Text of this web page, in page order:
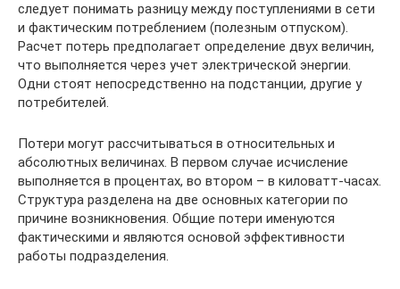
следует понимать разницу между поступлениями в сети
и фактическим потреблением (полезным отпуском).
Расчет потерь предполагает определение двух величин,
что выполняется через учет электрической энергии.
Одни стоят непосредственно на подстанции, другие у
потребителей.
Потери могут рассчитываться в относительных и
абсолютных величинах. В первом случае исчисление
выполняется в процентах, во втором – в киловатт-часах.
Структура разделена на две основных категории по
причине возникновения. Общие потери именуются
фактическими и являются основой эффективности
работы подразделения.